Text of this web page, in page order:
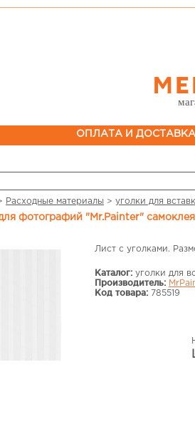
ОПЛАТА И ДОСТАВКА
Расходные материалы > уголки для
для фотографий "Mr.Painter"
Лист с уголками.
Каталог: уголки для
Производитель:
Код товара: 785519